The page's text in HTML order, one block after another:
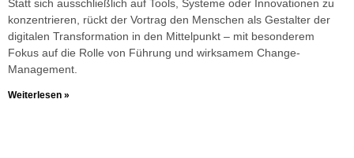
Statt sich ausschließlich auf Tools, Systeme oder Innovationen zu
konzentrieren, rückt der Vortrag den Menschen als Gestalter der
digitalen Transformation in den Mittelpunkt – mit besonderem
Fokus auf die Rolle von Führung und wirksamem Change-
Management.
Weiterlesen »